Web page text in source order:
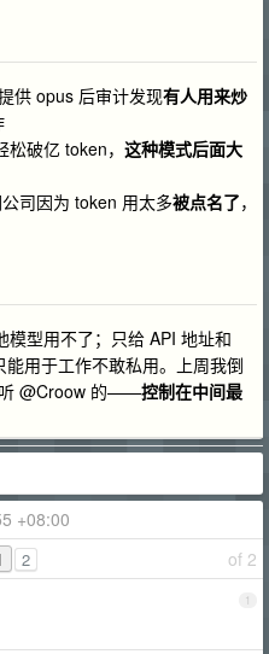
供 opus 后审计发现有人用来炒
破亿 token， 这种模式后面大
司因为 token 用太多被点名了，
模型用不了；只给 API 地址和
能用于工作不敢私用。上周我倒
听 @Croow 的——控制在中间最
+08:00
of 2
2
1